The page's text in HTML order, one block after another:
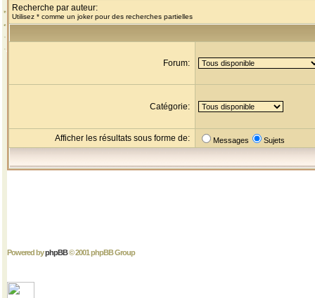
Recherche par auteur:
Utilisez * comme un joker pour des recherches partielles
Forum:
Catégorie:
Afficher les résultats sous forme de: Messages Sujets
Powered byphpBB© 2001 phpBB Group